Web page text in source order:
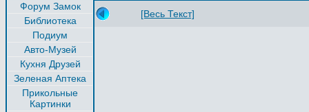
Форум Замок
Библиотека
Подиум
Авто-Музей
Кухня Друзей
Зеленая Аптека
Прикольные
Картинки
[Весь Текст]